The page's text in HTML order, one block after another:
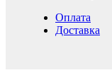
Оплата
Доставка